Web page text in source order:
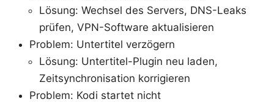
Lösung: Wechsel des Servers, DNS-Leaks
prüfen, VPN-Software aktualisieren
Problem: Untertitel verzögern
Lösung: Untertitel-Plugin neu laden,
Zeitsynchronisation korrigieren
Problem: Kodi startet nicht